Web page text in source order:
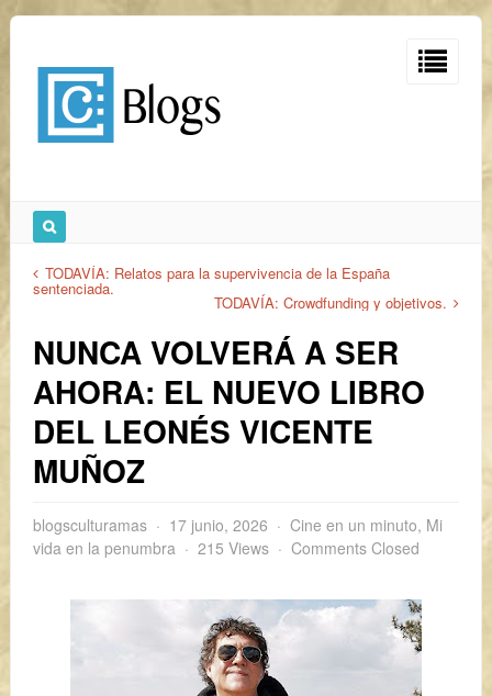
TODAVÍA: Relatos para la supervivencia de la España
sentenciada.
TODAVÍA: Crowdfunding y objetivos.
NUNCA VOLVERÁ A SER
AHORA: EL NUEVO LIBRO
DEL LEONÉS VICENTE
MUÑOZ
blogsculturamas 17 junio, 2026 Cine en un minuto, Mi
vida en la penumbra
215 Views Comments Closed